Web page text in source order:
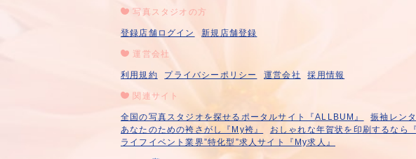
写真スタジオの方
登録店舗ログイン 新規店舗登録
運営会社
利用規約 プライバシーポリシー 運営会社 採用情報
関連サイト
全国の写真スタジオを探せるポータルサイト『ALLBUM』
振袖レン
あなたのための袴さがし『My袴』
おしゃれな年賀状を印刷するなら
ライフイベント業界”特化型”求人サイト『My求人』